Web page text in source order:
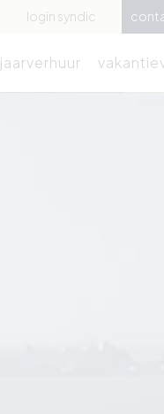
login syndic
jaarverhuur